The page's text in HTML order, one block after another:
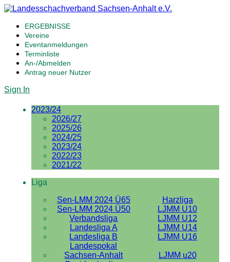
ERGEBNISSE
Vereine
Eventanmeldungen
Terminliste
An-/Abmelden
Antrag neuer Nutzer
Sign In
2023/24
2026/27
2025/26
2024/25
2023/24
2022/23
2021/22
Liga
Sen-LMM 2024 Ü65
Harzliga
Sen-LMM 2024 Ü50
LJMM U10
Verbandsliga
LJMM U12
Landesliga A
LJMM U14
Landesliga B
LJMM U16
Landespokal
Sachsen-Anhalt
LJMM u20